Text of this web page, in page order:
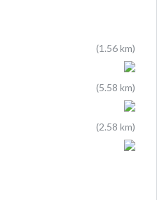
(1.56 km)
(5.58 km)
(2.58 km)